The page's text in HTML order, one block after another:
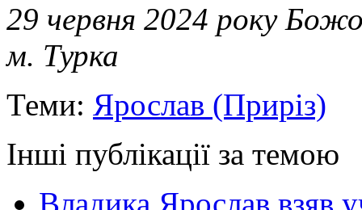
29 червня 2024 року
м. Турка
Теми: Ярослав (Приріз)
Інші публікації за темою
Владика Ярослав взяв